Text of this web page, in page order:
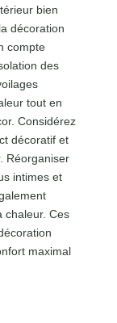
bien
décoration
compte
des
tout en
Considérez
décoratif et
Réorganiser
intimes et
chaleur. Ces
maximal